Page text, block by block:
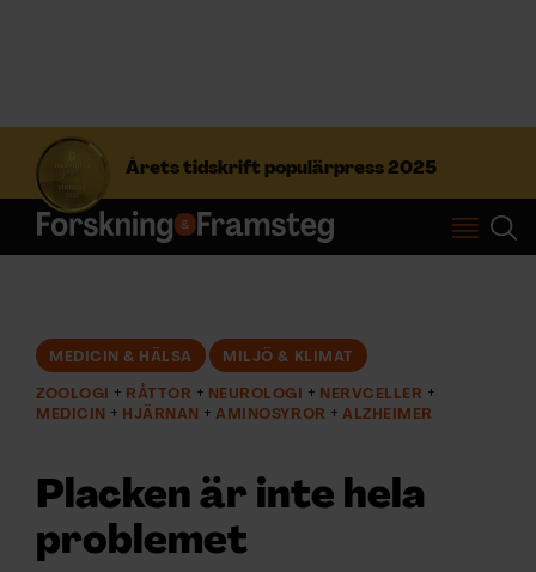
Årets tidskrift populärpress 2025
S
f
t
Prenumerera
NYHETSBREV
ÄMNEN
ARKIV & E-TIDNING
MEDICIN & HÄLSA MILJÖ & KLIMAT
ZOOLOGI RÅTTOR NEUROLOGI
NERVCELLER
MEDICIN
HJÄRNAN AMINOSYROR ALZHEIMER
Placken är inte hela
problemet